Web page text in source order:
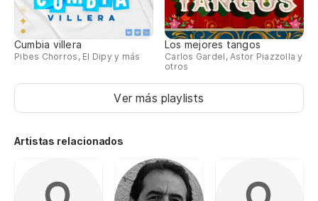
Cumbia villera
Pibes Chorros, El Dipy y más
Los mejores tangos
Carlos Gardel, Astor Piazzolla y
otros
Ver más playlists
Artistas relacionados